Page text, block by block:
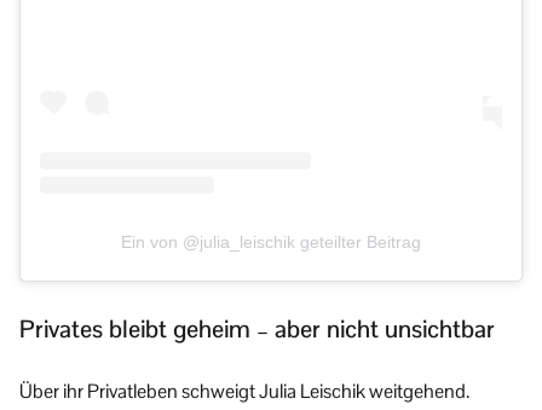
Ein von @julia_leischik geteilter Beitrag
Privates bleibt geheim – aber nicht unsichtbar
Über ihr Privatleben schweigt Julia Leischik weitgehend.